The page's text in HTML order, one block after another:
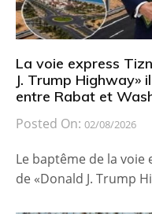
La voie express
J. Trump Highway»
entre Rabat et
Posted On: 02/08/2026
Le baptême de la voie
de «Donald J. Trump